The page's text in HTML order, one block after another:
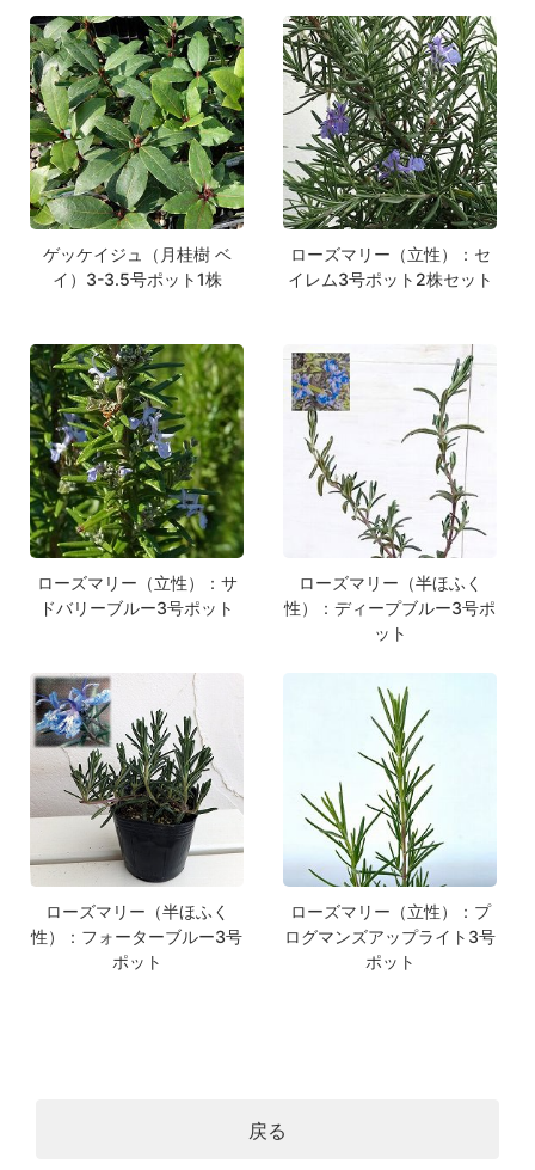
ゲッケイジュ（月桂樹 ベ
イ）3-3.5号ポット1株
ローズマリー（立性）：セ
イレム3号ポット2株セット
ローズマリー（立性）：サ
ドバリーブルー3号ポット
ローズマリー（半ほふく
性）：ディープブルー3号ポ
ット
ローズマリー（半ほふく
性）：フォーターブルー3号
ポット
ローズマリー（立性）：プ
ログマンズアップライト3号
ポット
戻る